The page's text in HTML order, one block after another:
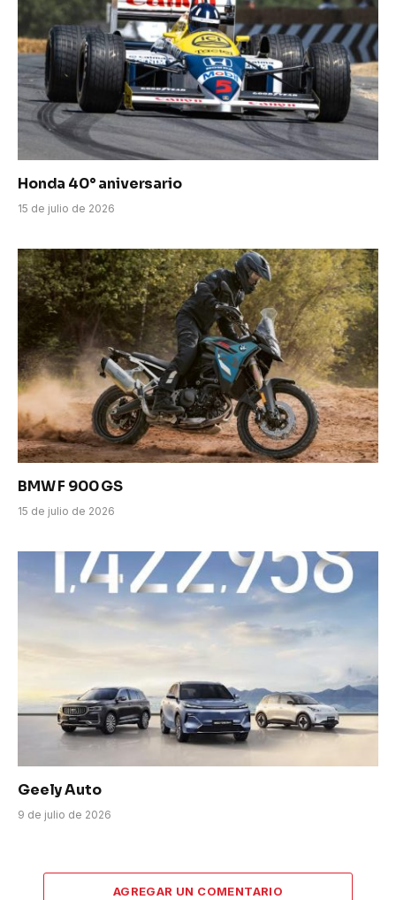
Honda 40° aniversario
15 de julio de 2026
BMW F 900 GS
15 de julio de 2026
Geely Auto
9 de julio de 2026
AGREGAR UN COMENTARIO